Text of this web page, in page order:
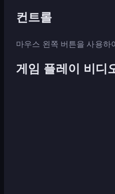
컨트롤
마우스 왼쪽 버튼을 사용하
게임 플레이 비디